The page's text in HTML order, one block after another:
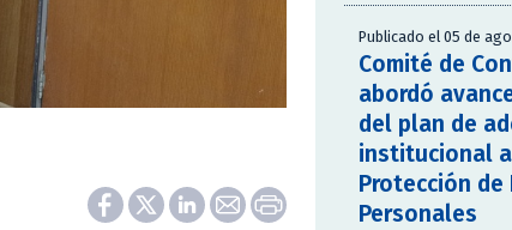
Publicado el 05 de
Comité de
abordó
del plan de
institucional
Protección de
Personales